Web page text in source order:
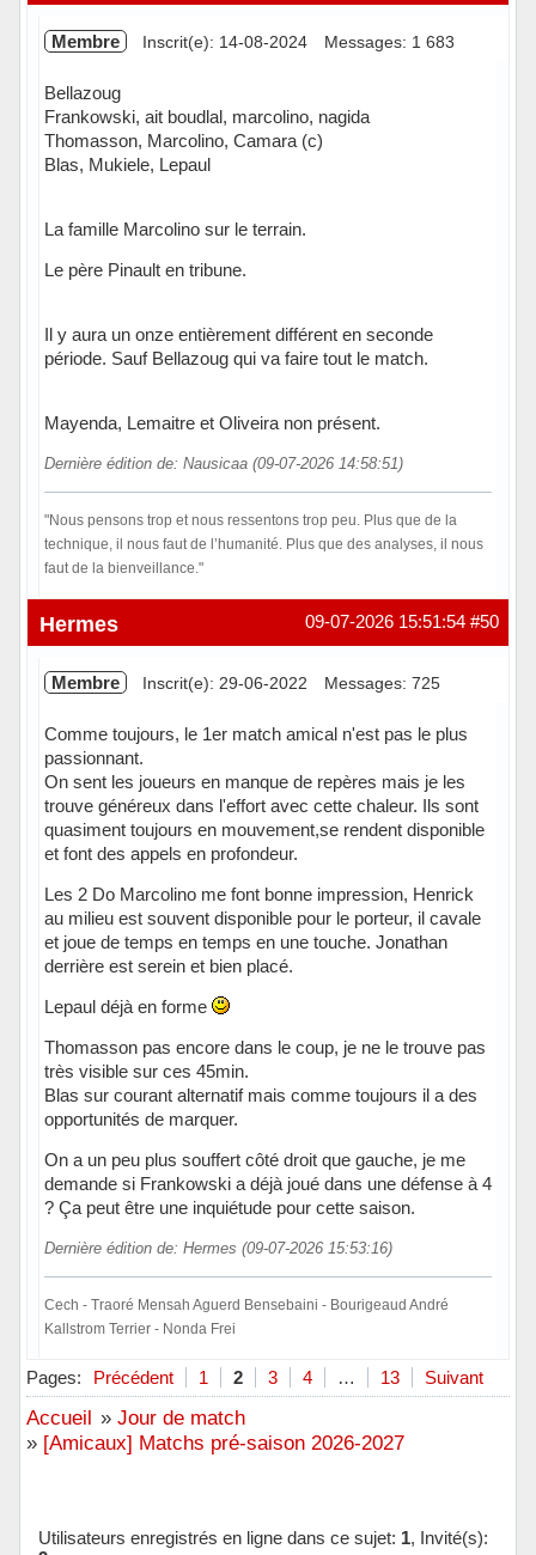
Membre Inscrit(e): 14-08-2024 Messages: 1 683
Bellazoug
Frankowski, ait boudlal, marcolino, nagida
Thomasson, Marcolino, Camara (c)
Blas, Mukiele, Lepaul
La famille Marcolino sur le terrain.
Le père Pinault en tribune.
Il y aura un onze entièrement différent en seconde
période. Sauf Bellazoug qui va faire tout le match.
Mayenda, Lemaitre et Oliveira non présent.
Dernière édition de: Nausicaa (09-07-2026 14:58:51)
"Nous pensons trop et nous ressentons trop peu. Plus que de la
technique, il nous faut de l’humanité. Plus que des analyses, il nous
faut de la bienveillance."
Hors ligne #50
09-07-2026 15:51:54
Hermes
Membre Inscrit(e): 29-06-2022 Messages: 725
Comme toujours, le 1er match amical n'est pas le plus
passionnant.
On sent les joueurs en manque de repères mais je les
trouve généreux dans l'effort avec cette chaleur. Ils sont
quasiment toujours en mouvement,se rendent disponible
et font des appels en profondeur.
Les 2 Do Marcolino me font bonne impression, Henrick
au milieu est souvent disponible pour le porteur, il cavale
et joue de temps en temps en une touche. Jonathan
derrière est serein et bien placé.
Lepaul déjà en forme
Thomasson pas encore dans le coup, je ne le trouve pas
très visible sur ces 45min.
Blas sur courant alternatif mais comme toujours il a des
opportunités de marquer.
On a un peu plus souffert côté droit que gauche, je me
demande si Frankowski a déjà joué dans une défense à 4
? Ça peut être une inquiétude pour cette saison.
Dernière édition de: Hermes (09-07-2026 15:53:16)
Cech - Traoré Mensah Aguerd Bensebaini - Bourigeaud André
Kallstrom Terrier - Nonda Frei
Hors ligne
Pages: Précédent 1 2 3 4 … 13 Suivant
Accueil » Jour de match
» [Amicaux] Matchs pré-saison 2026-2027
Utilisateurs enregistrés en ligne dans ce sujet: 1, Invité(s):